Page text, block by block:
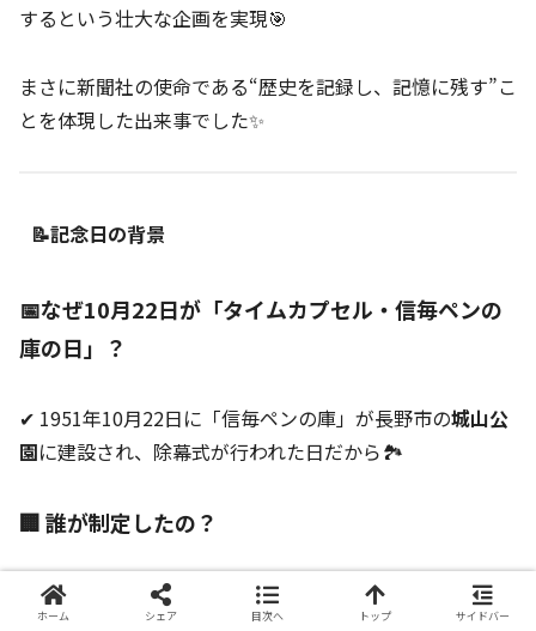
するという壮大な企画を実現🎯
まさに新聞社の使命である“歴史を記録し、記憶に残す”こ
とを体現した出来事でした✨
📝記念日の背景
📅なぜ10月22日が「タイムカプセル・信毎ペンの
庫の日」？
✔ 1951年10月22日に「信毎ペンの庫」が長野市の城山公
園に建設され、除幕式が行われた日だから🏞️
🏢 誰が制定したの？
✔ 制定者は信濃毎日新聞社（信毎）📰
ホーム シェア 目次へ トップ サイドバー